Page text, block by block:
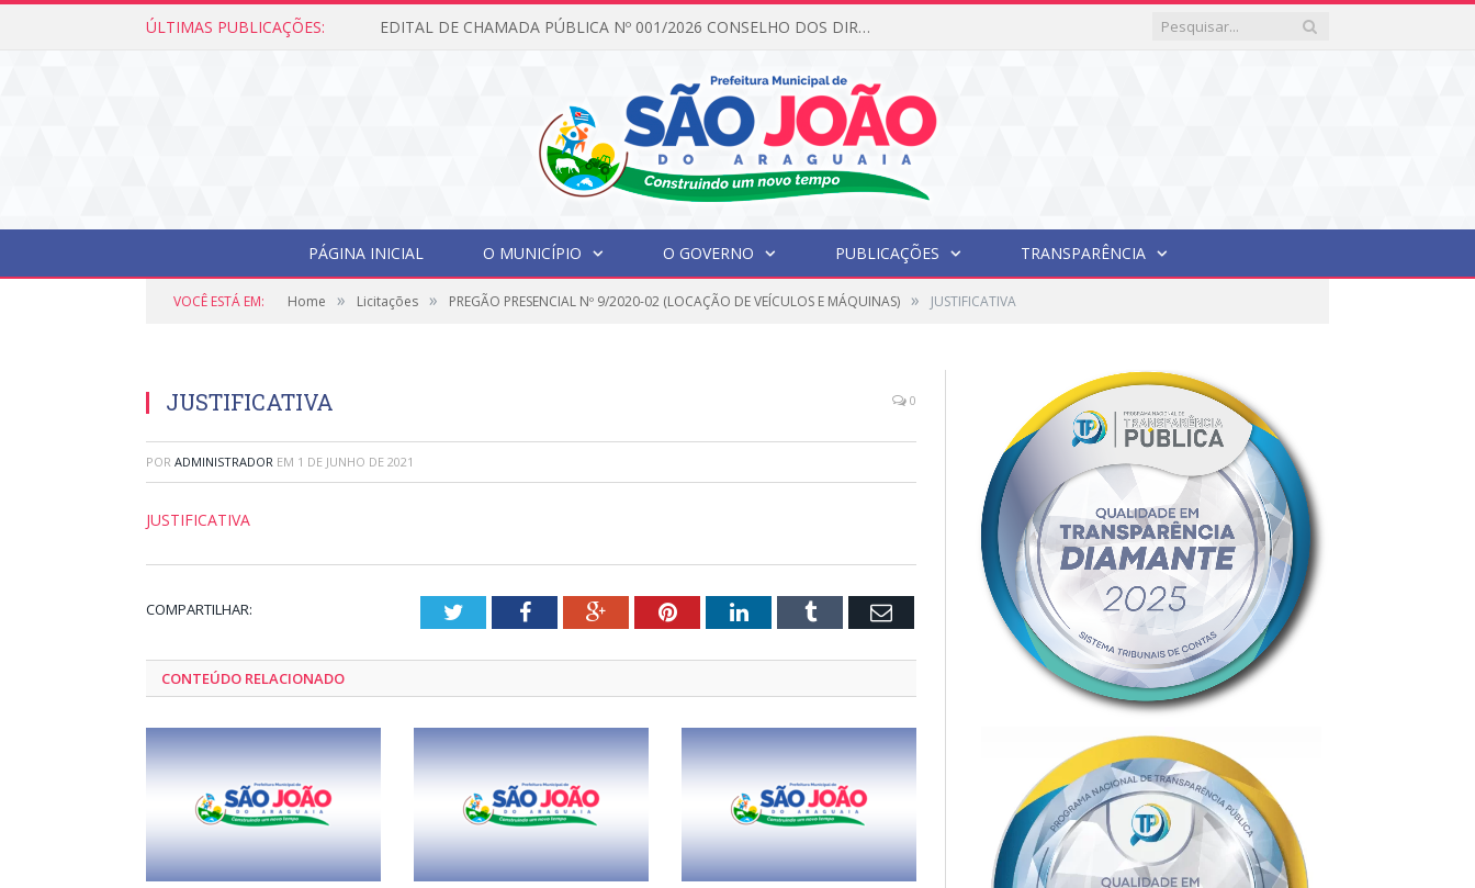
ÚLTIMAS PUBLICAÇÕES: EDITAL DE CHAMADA PÚBLICA Nº 001/2026 CONSELHO DOS DIREITOS DA CRIANÇA E DO ADOLESCENTE
PÁGINA INICIAL O MUNICÍPIO O GOVERNO PUBLICAÇÕES TRANSPARÊNCIA
VOCÊ ESTÁ EM: Home » Licitações » PREGÃO PRESENCIAL Nº 9/2020-02 (LOCAÇÃO DE VEÍCULOS E MÁQUINAS) » JUSTIFICATIVA
JUSTIFICATIVA 0
POR ADMINISTRADOR EM 1 DE JUNHO DE 2021
JUSTIFICATIVA
COMPARTILHAR: TwitterFacebookGoogle+PinterestLinkedInTumblr Email
CONTEÚDO RELACIONADO